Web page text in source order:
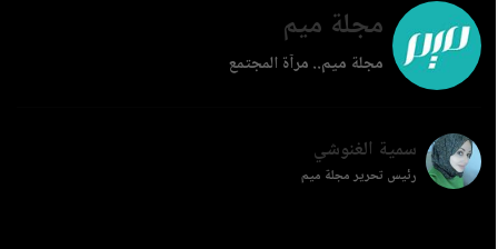
مجلة ميم
مجلة ميم.. مرآة المجتمع
سمية الغنوشي
رئيس تحرير مجلة ميم